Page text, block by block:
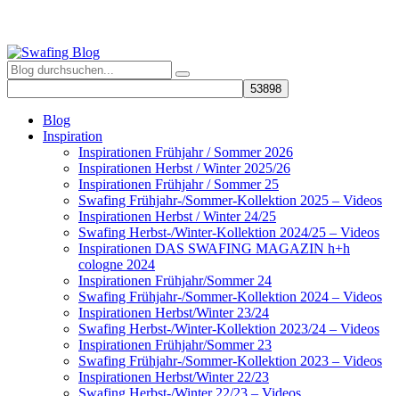
Blog
Inspiration
Inspirationen Frühjahr / Sommer 2026
Inspirationen Herbst / Winter 2025/26
Inspirationen Frühjahr / Sommer 25
Swafing Frühjahr-/Sommer-Kollektion 2025 – Videos
Inspirationen Herbst / Winter 24/25
Swafing Herbst-/Winter-Kollektion 2024/25 – Videos
Inspirationen DAS SWAFING MAGAZIN h+h
cologne 2024
Inspirationen Frühjahr/Sommer 24
Swafing Frühjahr-/Sommer-Kollektion 2024 – Videos
Inspirationen Herbst/Winter 23/24
Swafing Herbst-/Winter-Kollektion 2023/24 – Videos
Inspirationen Frühjahr/Sommer 23
Swafing Frühjahr-/Sommer-Kollektion 2023 – Videos
Inspirationen Herbst/Winter 22/23
Swafing Herbst-/Winter 22/23 – Videos